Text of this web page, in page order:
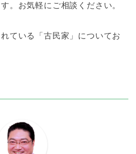
。お気軽にご相談ください。
ている「古民家」についてお